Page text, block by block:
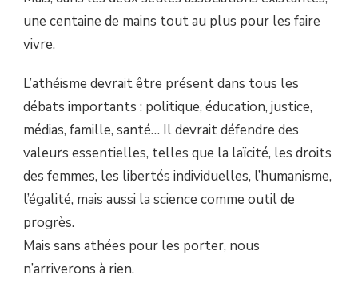
une centaine de mains tout au plus pour les faire
vivre.
L’athéisme devrait être présent dans tous les
débats importants : politique, éducation, justice,
médias, famille, santé… Il devrait défendre des
valeurs essentielles, telles que la laïcité, les droits
des femmes, les libertés individuelles, l’humanisme,
l’égalité, mais aussi la science comme outil de
progrès.
Mais sans athées pour les porter, nous
n’arriverons à rien.